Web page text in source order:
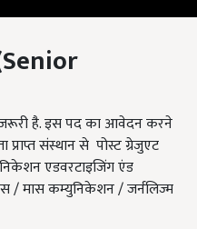
है. इस पद का आवेदन करने
संस्थान से पोस्ट ग्रेजुएट
एडवरटाइजिंग एंड
/ मास कम्युनिकेशन / जर्नलिज्म